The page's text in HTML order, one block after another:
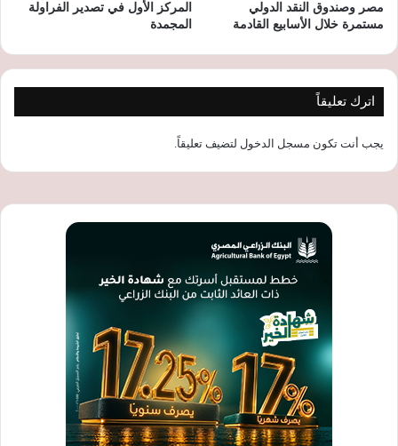
مصر وصندوق النقد الدولي
مستمرة خلال الأسابيع القادمة
المركز الأول في تصدير الفراولة
المجمدة
اترك تعليقاً
يجب أنت تكون مسجل الدخول لتضيف تعليقاً.